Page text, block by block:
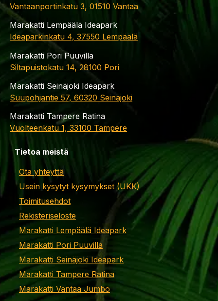
Vantaanportinkatu 3, 01510 Vantaa
Marakatti Lempäälä Ideapark
Ideaparkinkatu 4, 37550 Lempäälä
Marakatti Pori Puuvilla
Siltapuistokatu 14, 28100 Pori
Marakatti Seinäjoki Ideapark
Suupohjantie 57, 60320 Seinäjoki
Marakatti Tampere Ratina
Vuolteenkatu 1, 33100 Tampere
Tietoa meistä
Ota yhteyttä
Usein kysytyt kysymykset (UKK)
Toimitusehdot
Rekisteriseloste
Marakatti Lempäälä Ideapark
Marakatti Pori Puuvilla
Marakatti Seinäjoki Ideapark
Marakatti Tampere Ratina
Marakatti Vantaa Jumbo